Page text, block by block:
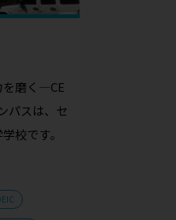
を磨く—CE
パスは、セ
校です。